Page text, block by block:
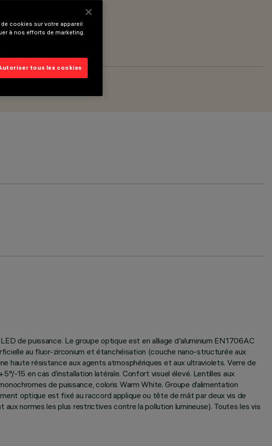
de puissance. Le groupe optique est en alliage d'aluminium EN1706AC
au fluor-zirconium et étanchéisation (couche nano-structurée aux
haute résistance aux agents atmosphériques et aux ultraviolets. Verre de
15 en cas d’installation latérale. Confort visuel élevé. Lentilles aux
de puissance, coloris Warm White. Groupe d’alimentation
optique est fixé au raccord applique ou tête de mât par deux vis de
normes les plus restrictives contre la pollution lumineuse). Toutes les vis
cookies sur votre appareil
à nos efforts de marketing.
tous les cookies